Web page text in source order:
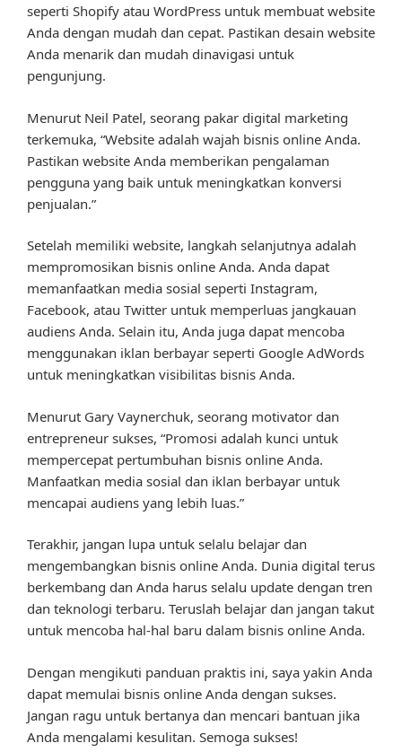
seperti Shopify atau WordPress untuk membuat website
Anda dengan mudah dan cepat. Pastikan desain website
Anda menarik dan mudah dinavigasi untuk
pengunjung.
Menurut Neil Patel, seorang pakar digital marketing
terkemuka, “Website adalah wajah bisnis online Anda.
Pastikan website Anda memberikan pengalaman
pengguna yang baik untuk meningkatkan konversi
penjualan.”
Setelah memiliki website, langkah selanjutnya adalah
mempromosikan bisnis online Anda. Anda dapat
memanfaatkan media sosial seperti Instagram,
Facebook, atau Twitter untuk memperluas jangkauan
audiens Anda. Selain itu, Anda juga dapat mencoba
menggunakan iklan berbayar seperti Google AdWords
untuk meningkatkan visibilitas bisnis Anda.
Menurut Gary Vaynerchuk, seorang motivator dan
entrepreneur sukses, “Promosi adalah kunci untuk
mempercepat pertumbuhan bisnis online Anda.
Manfaatkan media sosial dan iklan berbayar untuk
mencapai audiens yang lebih luas.”
Terakhir, jangan lupa untuk selalu belajar dan
mengembangkan bisnis online Anda. Dunia digital terus
berkembang dan Anda harus selalu update dengan tren
dan teknologi terbaru. Teruslah belajar dan jangan takut
untuk mencoba hal-hal baru dalam bisnis online Anda.
Dengan mengikuti panduan praktis ini, saya yakin Anda
dapat memulai bisnis online Anda dengan sukses.
Jangan ragu untuk bertanya dan mencari bantuan jika
Anda mengalami kesulitan. Semoga sukses!